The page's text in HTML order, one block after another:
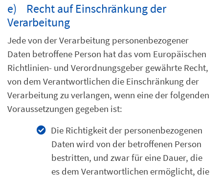
e) Recht auf Einschränkung der
Verarbeitung
Jede von der Verarbeitung personenbezogener
Daten betroffene Person hat das vom Europäischen
Richtlinien- und Verordnungsgeber gewährte Recht,
von dem Verantwortlichen die Einschränkung der
Verarbeitung zu verlangen, wenn eine der folgenden
Voraussetzungen gegeben ist:
Die Richtigkeit der personenbezogenen
Daten wird von der betroffenen Person
bestritten, und zwar für eine Dauer, die
es dem Verantwortlichen ermöglicht, die